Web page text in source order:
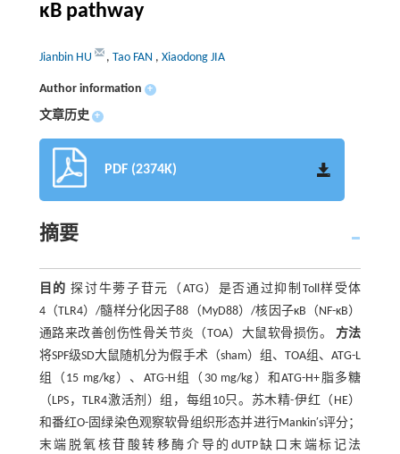
κB pathway
Jianbin HU , Tao FAN , Xiaodong JIA
Author information +
文章历史 +
PDF (2374K)
摘要
目的 探讨牛蒡子苷元（ATG）是否通过抑制Toll样受体
4（TLR4）/髓样分化因子88（MyD88）/核因子κB（NF-κB）
通路来改善创伤性骨关节炎（TOA）大鼠软骨损伤。 方法
将SPF级SD大鼠随机分为假手术（sham）组、TOA组、ATG-L
组（15 mg/kg）、ATG-H组（30 mg/kg）和ATG-H+脂多糖
（LPS，TLR4激活剂）组，每组10只。苏木精-伊红（HE）
和番红O-固绿染色观察软骨组织形态并进行Mankin′s评分；
末端脱氧核苷酸转移酶介导的dUTP缺口末端标记法